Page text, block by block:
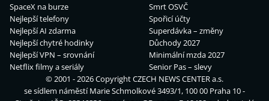
SpaceX na burze
Nejlepší telefony
Nejlepší AI zdarma
Nejlepší chytré hodinky
Nejlepší VPN – srovnání
Netflix filmy a seriály
Smrt OSVČ
Spořicí účty
Superdávka – změny
Důchody 2027
Minimální mzda 2027
Senior Pas – slevy
© 2001 - 2026 CopyrightCZECH NEWS CENTER a.s.
se sídlem náměstí Marie Schmolkové 3493/1, 100 00 Praha 10 -